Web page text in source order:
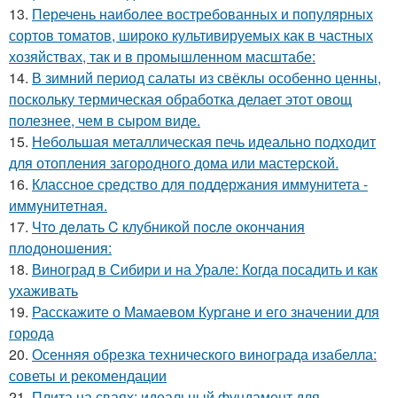
13. Перечень наиболее востребованных и популярных
сортов томатов, широко культивируемых как в частных
хозяйствах, так и в промышленном масштабе:
14. В зимний период салаты из свёклы особенно ценны,
поскольку термическая обработка делает этот овощ
полезнее, чем в сыром виде.
15. Небольшая металлическая печь идеально подходит
для отопления загородного дома или мастерской.
16. Классное средство для поддержания иммунитета -
иммyнитeтнaя.
17. Чтo дeлaть C клубникoй пocлe oкoнчaния
плoдoнoшeния:
18. Виноград в Сибири и на Урале: Когда посадить и как
ухаживать
19. Расскажите о Мамаевом Кургане и его значении для
города
20. Осенняя обрезка технического винограда изабелла:
советы и рекомендации